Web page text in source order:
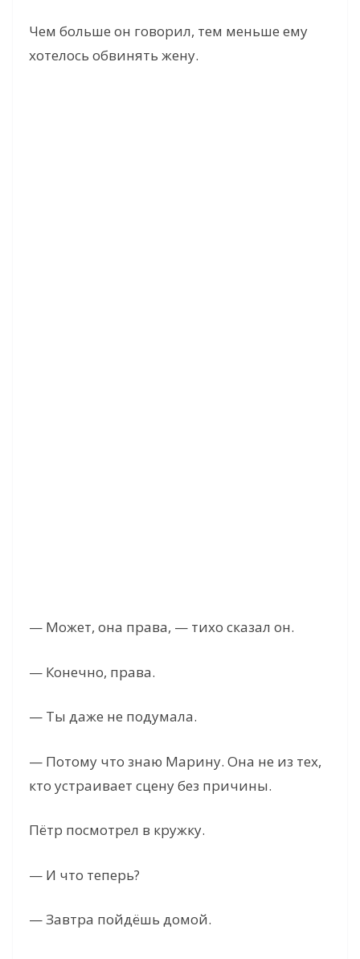
Чем больше он говорил, тем меньше ему
хотелось обвинять жену.
— Может, она права, — тихо сказал он.
— Конечно, права.
— Ты даже не подумала.
— Потому что знаю Марину. Она не из тех,
кто устраивает сцену без причины.
Пётр посмотрел в кружку.
— И что теперь?
— Завтра пойдёшь домой.